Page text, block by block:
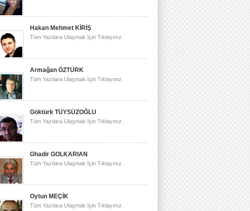
Hakan Mehmet KİRİŞ
Tüm Yazılara Ulaşmak İçin Tıklayınız.
Armağan ÖZTÜRK
Tüm Yazılara Ulaşmak İçin Tıklayınız.
Göktürk TÜYSÜZOĞLU
Tüm Yazılara Ulaşmak İçin Tıklayınız.
Ghadir GOLKARIAN
Tüm Yazılara Ulaşmak İçin Tıklayınız.
Oytun MEÇİK
Tüm Yazılara Ulaşmak İçin Tıklayınız.